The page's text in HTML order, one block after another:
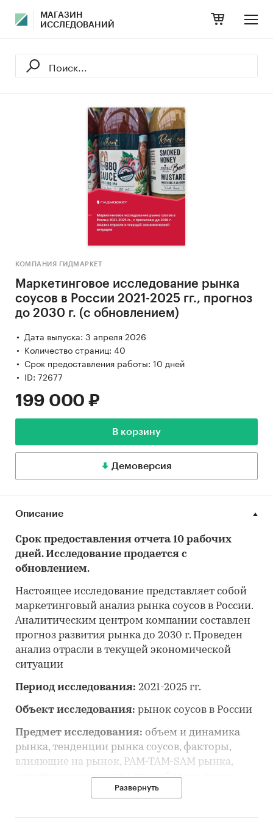
МАГАЗИН
ИССЛЕДОВАНИЙ
КОМПАНИЯ ГИДМАРКЕТ
Маркетинговое исследование рынка
соусов в России 2021-2025 гг., прогноз
до 2030 г. (с обновлением)
Дата выпуска: 3 апреля 2026
Количество страниц: 40
Срок предоставления работы: 10 дней
ID: 72677
199 000 ₽
В корзину
Демоверсия
Описание
Срок предоставления отчета 10 рабочих
дней. Исследование продается с
обновлением.
Настоящее исследование представляет собой
маркетинговый анализ рынка соусов в России.
Аналитическим центром компании составлен
прогноз развития рынка до 2030 г. Проведен
анализ отрасли в текущей экономической
ситуации
Период исследования: 2021-2025 гг.
Объект исследования: рынок соусов в России
Предмет исследования: объем и динамика
рынка, тенденции рынка соусов, факторы,
влияющие на рынок, PAM-TAM-SAM рынка,
основные конкуренты, потребители, цены,
оценка инвестиционной привлекательности,
Развернуть